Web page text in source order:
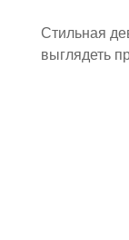
Стильная
выглядеть